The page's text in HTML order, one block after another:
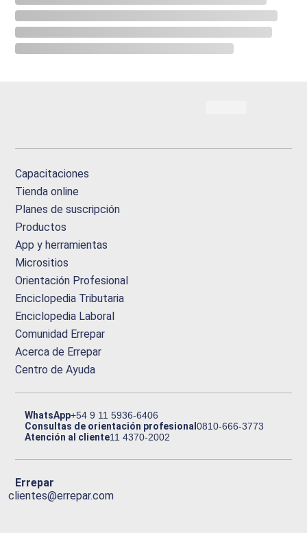
Capacitaciones
Tienda online
Planes de suscripción
Productos
App y herramientas
Micrositios
Orientación Profesional
Enciclopedia Tributaria
Enciclopedia Laboral
Comunidad Errepar
Acerca de Errepar
Centro de Ayuda
WhatsApp+54 9 11 5936-6406
Consultas de orientación profesional0810-666-3773
Atención al cliente11 4370-2002
Errepar
clientes@errepar.com